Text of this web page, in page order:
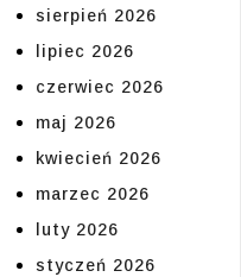
sierpień 2026
lipiec 2026
czerwiec 2026
maj 2026
kwiecień 2026
marzec 2026
luty 2026
styczeń 2026